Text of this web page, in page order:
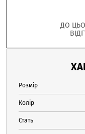
ДО
Розмір
Колір
Стать